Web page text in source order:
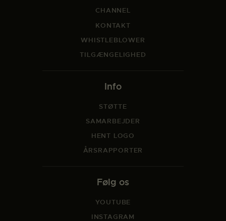
CHANNEL
KONTAKT
WHISTLEBLOWER
TILGÆNGELIGHED
Info
STØTTE
SAMARBEJDER
HENT LOGO
ÅRSRAPPORTER
Følg os
YOUTUBE
INSTAGRAM